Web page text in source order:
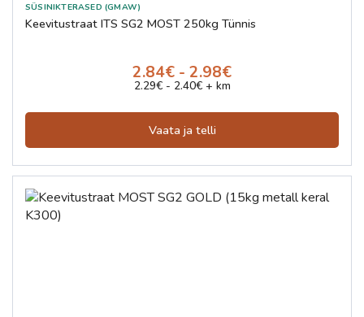
SÜSINIKTERASED (GMAW)
Keevitustraat ITS SG2 MOST 250kg Tünnis
2.84€ - 2.98€
2.29€ - 2.40€ + km
Vaata ja telli